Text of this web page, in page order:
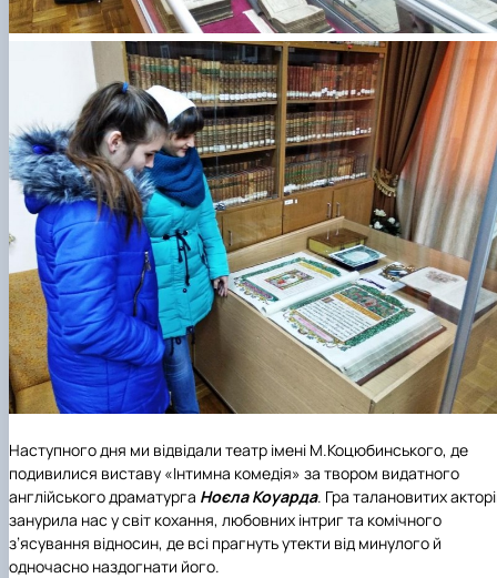
Наступного дня ми відвідали театр імені М.Коцюбинського, де
подивилися виставу «Інтимна комедія» за твором видатного
англійського драматурга Ноєла Коуарда. Гра талановитих
занурила нас у світ кохання, любовних інтриг та комічного
з’ясування відносин, де всі прагнуть утекти від минулого й
одночасно наздогнати його.